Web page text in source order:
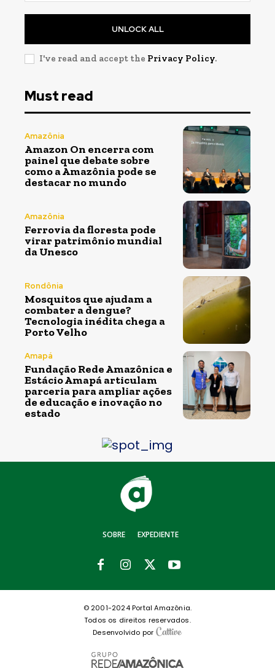
UNLOCK ALL
I've read and accept the Privacy Policy.
Must read
Amazônia
Amazon On encerra com
painel que debate sobre
como a Amazônia pode se
destacar no mundo
Amazônia
Ferrovia da floresta pode
virar patrimônio mundial
da Unesco
Rondônia
Mosquitos que ajudam a
combater a dengue?
Tecnologia inédita chega a
Porto Velho
Amapá
Fundação Rede Amazônica e
Estácio Amapá articulam
parceria para ampliar ações
de educação e inovação no
estado
SOBRE EXPEDIENTE
© 2001-2024 Portal Amazônia.
Todos os direitos reservados.
Desenvolvido por